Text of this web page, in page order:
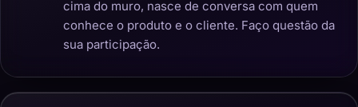
cima do muro, nasce de conversa com quem
conhece o produto e o cliente. Faço questão da
sua participação.